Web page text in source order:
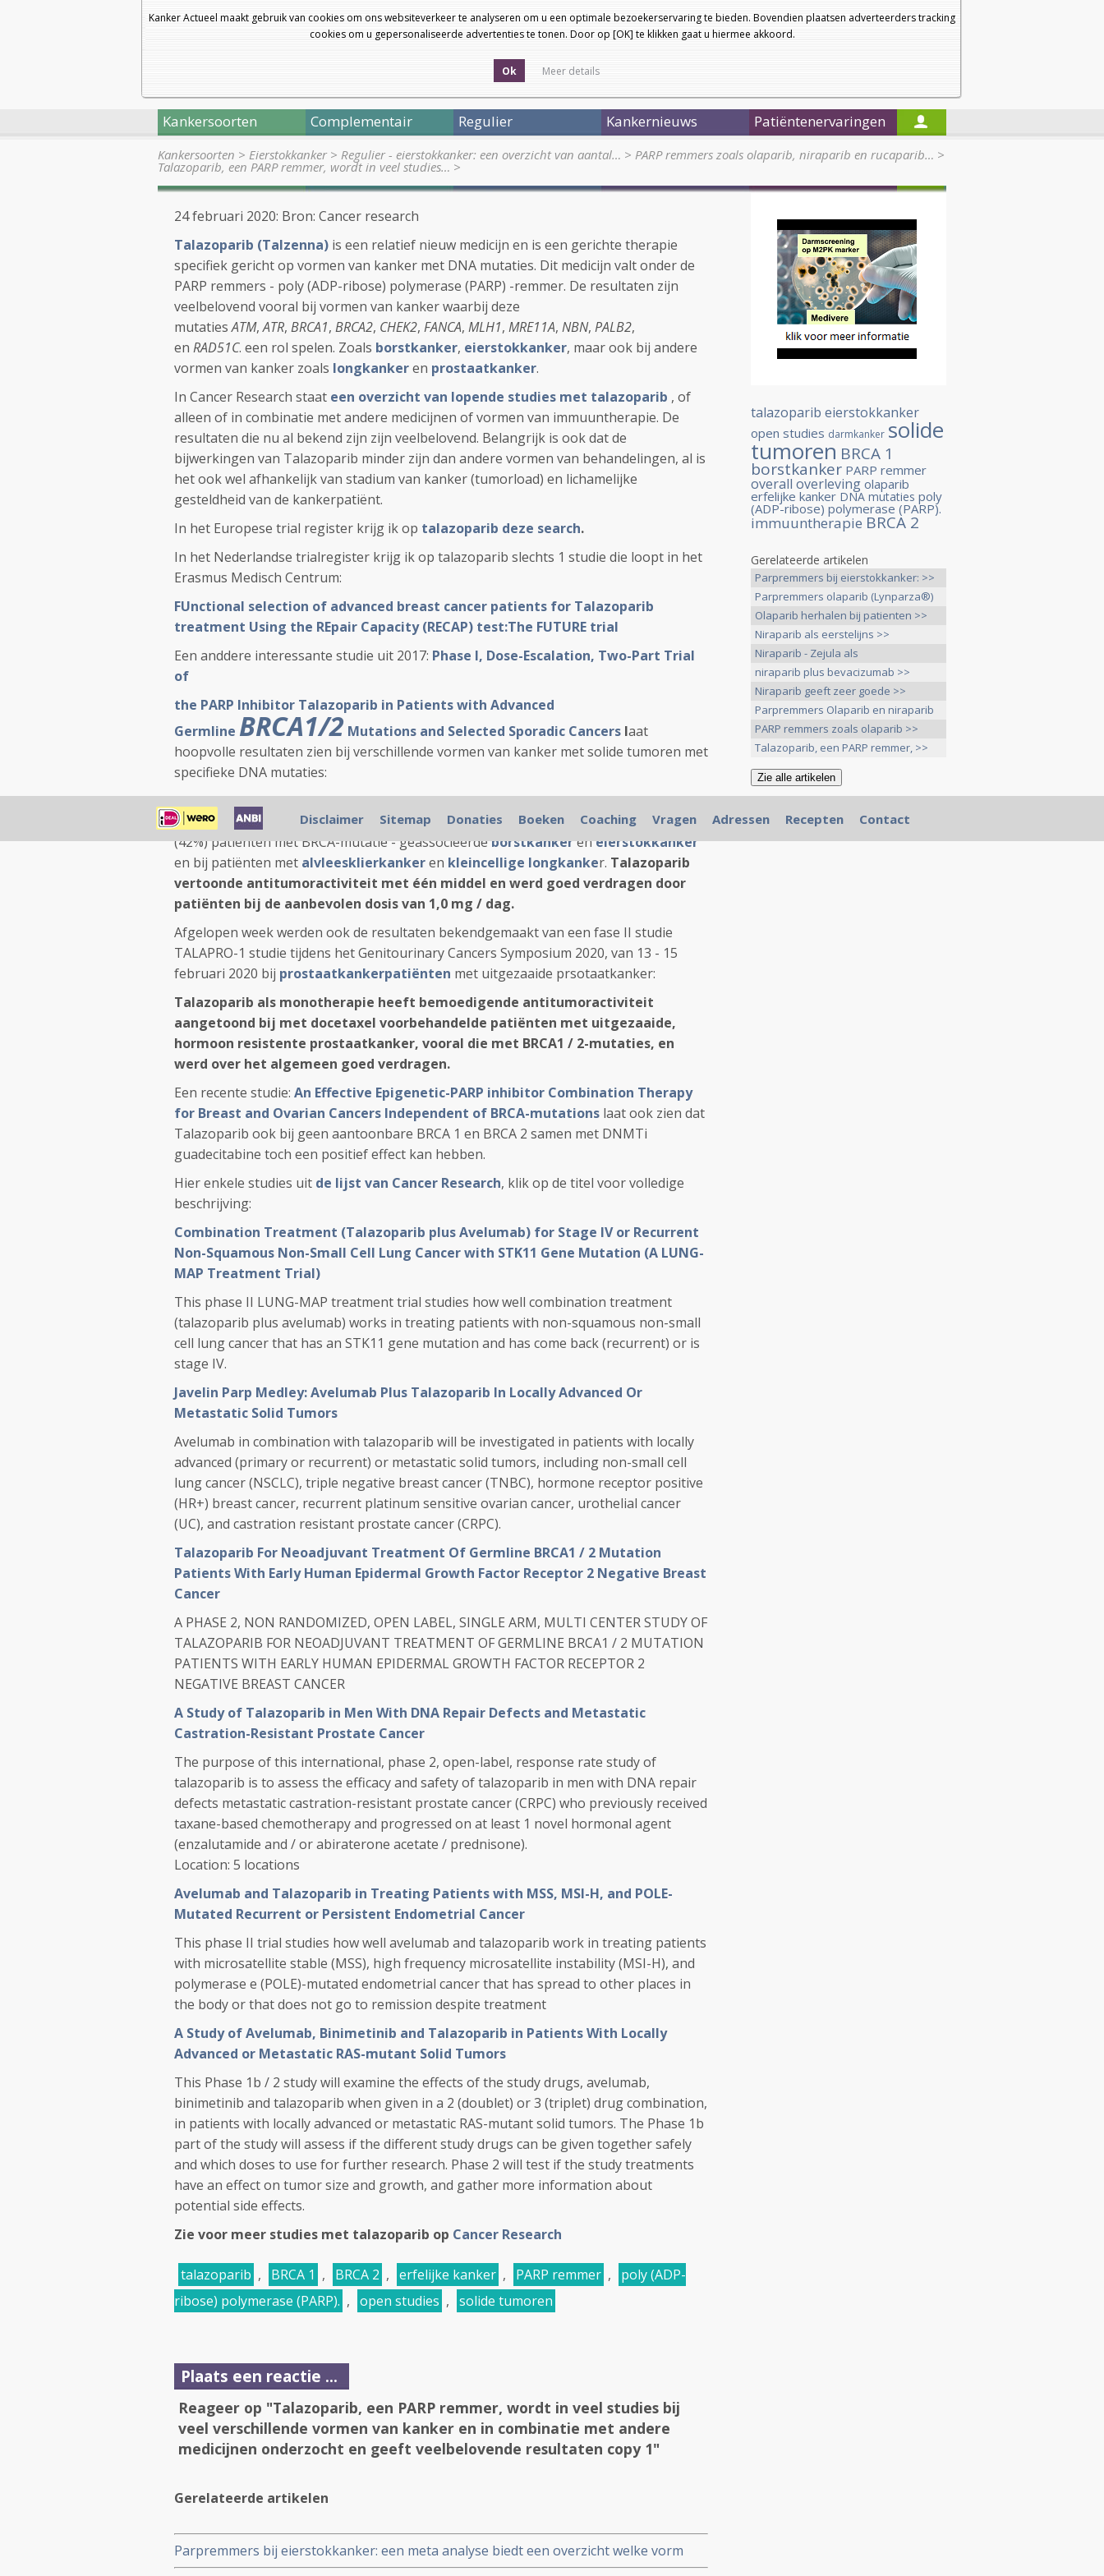
Kanker Actueel maakt gebruik van cookies om ons websiteverkeer te analyseren om u een optimale bezoekerservaring te bieden. Bovendien plaatsen adverteerders tracking
cookies om u gepersonaliseerde advertenties te tonen. Door op [OK] te klikken gaat u hiermee akkoord.
Ok Meer details
a
a
Nieuwsbrief
Startpagina
Kankersoorten Complementair Regulier Kankernieuws Patiëntenervaringen
Kankersoorten > Eierstokkanker> Regulier - eierstokkanker: een overzicht van aantal… > PARP remmers zoals olaparib, niraparib en rucaparib… >
Talazoparib, een PARP remmer, wordt in veel studies… >
24 februari 2020: Bron: Cancer research
Talazoparib (Talzenna) is een relatief nieuw medicijn en is een gerichte therapie
specifiek gericht op vormen van kanker met DNA mutaties. Dit medicijn valt onder de
PARP remmers - poly (ADP-ribose) polymerase (PARP) -remmer. De resultaten zijn
veelbelovend vooral bij vormen van kanker waarbij deze
mutatiesATM,ATR, BRCA1, BRCA2, CHEK2, FANCA, MLH1, MRE11A, NBN, PALB2,
en RAD51C. een rol spelen. Zoals borstkanker, eierstokkanker, maar ook bij andere
vormen van kanker zoals longkankeren prostaatkanker.
In Cancer Research staat een overzicht van lopende studies met talazoparib , of
alleen of in combinatie met andere medicijnen of vormen van immuuntherapie. De
resultaten die nu al bekend zijn zijn veelbelovend. Belangrijk is ook dat de
bijwerkingen van Talazoparib minder zijn dan andere vormen van behandelingen, al is
het ook wel afhankelijk van stadium van kanker (tumorload) en lichamelijke
gesteldheid van de kankerpatiënt.
In het Europese trial register krijg ik op talazoparib deze search.
In het Nederlandse trialregister krijg ik op talazoparib slechts 1 studie die loopt in het
Erasmus Medisch Centrum:
FUnctional selection of advanced breast cancer patients for Talazoparib
treatment Using the REpair Capacity (RECAP) test:The FUTURE trial
Een anddere interessante studie uit 2017: Phase I, Dose-Escalation, Two-Part Trial
of
the PARP Inhibitor Talazoparib in Patients with Advanced
Germline BRCA1/2 Mutations and Selected Sporadic Cancers laat
hoopvolle resultaten zien bij verschillende vormen van kanker met solide tumoren met
specifieke DNA mutaties:
Aanhoudende PARP-remming werd waargenomen bij doses ≥0,60 mg / dag. Bij 1,0 mg
/ dag werden bevestigde responsen waargenomen bij 7 van de 14 (50%) en 5 van de 12
(42%) patiënten met BRCA-mutatie - geassocieerdeborstkankereneierstokkanker
en bij patiënten met alvleesklierkankeren kleincellige longkanker. Talazoparib
vertoonde antitumoractiviteit met één middel en werd goed verdragen door
patiënten bij de aanbevolen dosis van 1,0 mg / dag.
Afgelopen week werden ook de resultaten bekendgemaakt van een fase II studie
TALAPRO-1 studie tijdens het Genitourinary Cancers Symposium 2020, van 13 - 15
februari 2020 bij prostaatkankerpatiënten met uitgezaaide prsotaatkanker:
Talazoparib als monotherapie heeft bemoedigende antitumoractiviteit
aangetoond bij met docetaxel voorbehandelde patiënten met uitgezaaide,
hormoon resistente prostaatkanker, vooral die met BRCA1 / 2-mutaties, en
werd over het algemeen goed verdragen.
Een recente studie: An Effective Epigenetic-PARP inhibitor Combination Therapy
for Breast and Ovarian Cancers Independent of BRCA-mutations laat ook zien dat
Talazoparib ook bij geen aantoonbare BRCA 1 en BRCA 2 samen met DNMTi
guadecitabine toch een positief effect kan hebben.
Hier enkele studies uit de lijst van Cancer Research, klik op de titel voor volledige
beschrijving:
Combination Treatment (Talazoparib plus Avelumab) for Stage IV or Recurrent
Non-Squamous Non-Small Cell Lung Cancer with STK11 Gene Mutation (A LUNG-
MAP Treatment Trial)
This phase II LUNG-MAP treatment trial studies how well combination treatment
(talazoparib plus avelumab) works in treating patients with non-squamous non-small
cell lung cancer that has an STK11 gene mutation and has come back (recurrent) or is
stage IV.
Javelin Parp Medley: Avelumab Plus Talazoparib In Locally Advanced Or
Metastatic Solid Tumors
Avelumab in combination with talazoparib will be investigated in patients with locally
advanced (primary or recurrent) or metastatic solid tumors, including non-small cell
lung cancer (NSCLC), triple negative breast cancer (TNBC), hormone receptor positive
(HR+) breast cancer, recurrent platinum sensitive ovarian cancer, urothelial cancer
(UC), and castration resistant prostate cancer (CRPC).
Talazoparib For Neoadjuvant Treatment Of Germline BRCA1 / 2 Mutation
Patients With Early Human Epidermal Growth Factor Receptor 2 Negative Breast
Cancer
A PHASE 2, NON RANDOMIZED, OPEN LABEL, SINGLE ARM, MULTI CENTER STUDY OF
TALAZOPARIB FOR NEOADJUVANT TREATMENT OF GERMLINE BRCA1 / 2 MUTATION
PATIENTS WITH EARLY HUMAN EPIDERMAL GROWTH FACTOR RECEPTOR 2
NEGATIVE BREAST CANCER
A Study of Talazoparib in Men With DNA Repair Defects and Metastatic
Castration-Resistant Prostate Cancer
The purpose of this international, phase 2, open-label, response rate study of
talazoparib is to assess the efficacy and safety of talazoparib in men with DNA repair
defects metastatic castration-resistant prostate cancer (CRPC) who previously received
taxane-based chemotherapy and progressed on at least 1 novel hormonal agent
(enzalutamide and / or abiraterone acetate / prednisone).
Location: 5 locations
Avelumab and Talazoparib in Treating Patients with MSS, MSI-H, and POLE-
Mutated Recurrent or Persistent Endometrial Cancer
This phase II trial studies how well avelumab and talazoparib work in treating patients
with microsatellite stable (MSS), high frequency microsatellite instability (MSI-H), and
polymerase e (POLE)-mutated endometrial cancer that has spread to other places in
the body or that does not go to remission despite treatment
A Study of Avelumab, Binimetinib and Talazoparib in Patients With Locally
Advanced or Metastatic RAS-mutant Solid Tumors
This Phase 1b / 2 study will examine the effects of the study drugs, avelumab,
binimetinib and talazoparib when given in a 2 (doublet) or 3 (triplet) drug combination,
in patients with locally advanced or metastatic RAS-mutant solid tumors. The Phase 1b
part of the study will assess if the different study drugs can be given together safely
and which doses to use for further research. Phase 2 will test if the study treatments
have an effect on tumor size and growth, and gather more information about
potential side effects.
Zie voor meer studies met talazoparib op Cancer Research
talazoparib , BRCA 1 , BRCA 2 , erfelijke kanker , PARP remmer ,
poly (ADP-
ribose) polymerase (PARP). , open studies , solide tumoren
Plaats een reactie ...
Reageer op "Talazoparib, een PARP remmer, wordt in veel studies bij
veel verschillende vormen van kanker en in combinatie met andere
medicijnen onderzocht en geeft veelbelovende resultaten copy 1"
Gerelateerde artikelen
Parpremmers bij eierstokkanker: een meta analyse biedt een overzicht welke vorm
van eierstokkanker gevoelig blijkt en welke niet. En hoe resistentie optreedt
talazoparib eierstokkanker
open studies darmkanker solide
tumoren BRCA 1
borstkanker PARP remmer
overall overleving olaparib
erfelijke kanker DNA mutaties poly
(ADP-ribose) polymerase (PARP).
immuuntherapie BRCA 2
Gerelateerde artikelen
Parpremmers bij eierstokkanker: >>
Parpremmers olaparib (Lynparza®)
>>
Olaparib herhalen bij patienten >>
Niraparib als eerstelijns >>
Niraparib - Zejula als
onderhoudsbehandeling >>
niraparib plus bevacizumab >>
Niraparib geeft zeer goede >>
Parpremmers Olaparib en niraparib
>>
PARP remmers zoals olaparib >>
Talazoparib, een PARP remmer, >>
Disclaimer Sitemap Donaties Boeken Coaching Vragen Adressen Recepten Contact